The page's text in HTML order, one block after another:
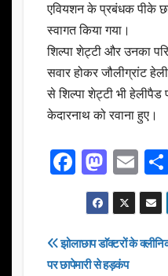
एवियशन के प्रबंधक पीके
स्वागत किया गया।
शिल्पा शेट्टी और उनका
सवार होकर जौलीग्रांट
से शिल्पा शेट्टी भी
केदारनाथ को रवाना हुए।
F
a
c
e
b
M
a
st
o
d
E
m
ail
Post
झोलाछाप डाॅक्टरों के
पर छापेमारी से हड़कंप